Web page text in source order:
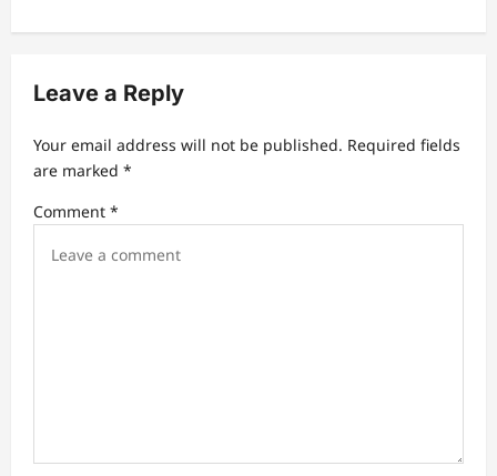
Leave a Reply
Your email address will not be published. Required fields
are marked *
Comment *